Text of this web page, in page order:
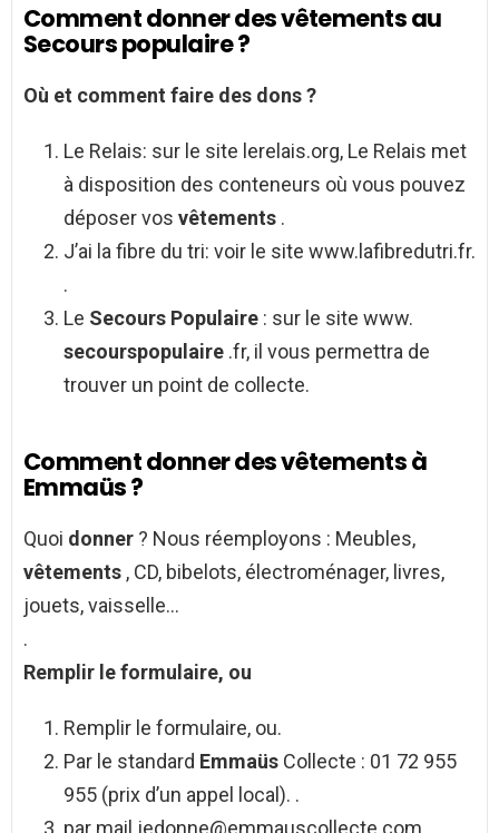
Comment donner des vêtements au
Secours populaire ?
Où et comment faire des dons ?
Le Relais: sur le site lerelais.org, Le Relais met
à disposition des conteneurs où vous pouvez
déposer vos vêtements .
J’ai la fibre du tri: voir le site www.lafibredutri.fr.
.
Le Secours Populaire : sur le site www.
secourspopulaire .fr, il vous permettra de
trouver un point de collecte.
Comment donner des vêtements à
Emmaüs ?
Quoi donner ? Nous réemployons : Meubles,
vêtements , CD, bibelots, électroménager, livres,
jouets, vaisselle…
.
Remplir le formulaire, ou
Remplir le formulaire, ou.
Par le standard Emmaüs Collecte : 01 72 955
955 (prix d’un appel local). .
par mail jedonne@emmauscollecte.com